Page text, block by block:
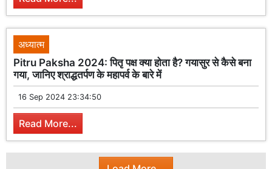
अध्यात्म
Pitru Paksha 2024: पितृ पक्ष क्या होता है? गयासुर से कैसे बना
गया, जानिए श्राद्धतर्पण के महापर्व के बारे में
16 Sep 2024 23:34:50
Read More...